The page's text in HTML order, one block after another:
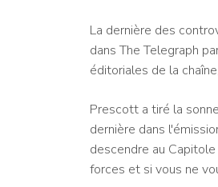
La dernière des
dans The Telegraph
éditoriales de la
Prescott a tiré la
dernière dans
descendre au
forces et si vous ne